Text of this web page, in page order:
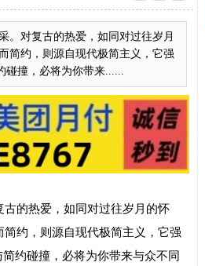
。对复古的热爱，如同对过往岁月
简约，则源自现代极简主义，它强
撞，必将为你带来......
的热爱，如同对过往岁月的怀
约，则源自现代极简主义，它强
约碰撞，必将为你带来与众不同